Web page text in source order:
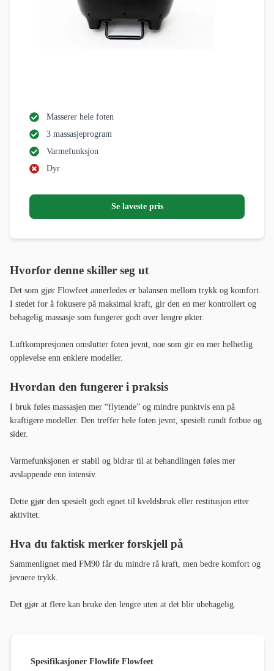
Masserer hele foten
3 massasjeprogram
Varmefunksjon
Dyr
Se laveste pris
Hvorfor denne skiller seg ut
Det som gjør Flowfeet annerledes er balansen mellom trykk og komfort.
I stedet for å fokusere på maksimal kraft, gir den en mer kontrollert og
behagelig massasje som fungerer godt over lengre økter.
Luftkompresjonen omslutter foten jevnt, noe som gir en mer helhetlig
opplevelse enn enklere modeller.
Hvordan den fungerer i praksis
I bruk føles massasjen mer “flytende” og mindre punktvis enn på
kraftigere modeller. Den treffer hele foten jevnt, spesielt rundt fotbue og
sider.
Varmefunksjonen er stabil og bidrar til at behandlingen føles mer
avslappende enn intensiv.
Dette gjør den spesielt godt egnet til kveldsbruk eller restitusjon etter
aktivitet.
Hva du faktisk merker forskjell på
Sammenlignet med FM90 får du mindre rå kraft, men bedre komfort og
jevnere trykk.
Det gjør at flere kan bruke den lengre uten at det blir ubehagelig.
Spesifikasjoner Flowlife Flowfeet